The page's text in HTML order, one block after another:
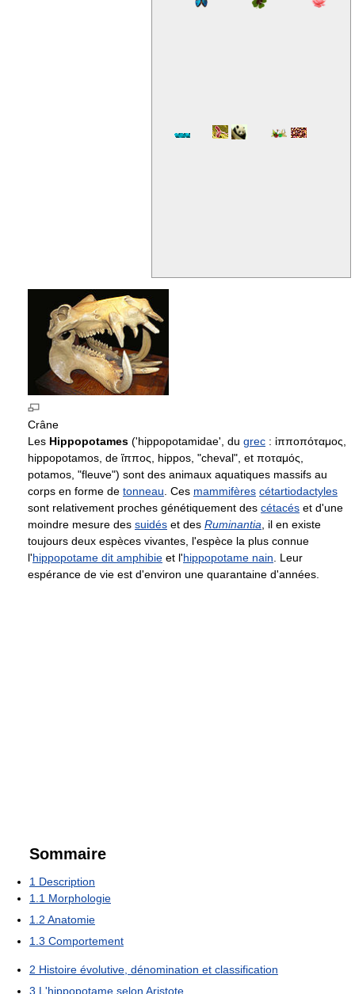
Crâne
Les Hippopotames ('hippopotamidae', du grec : ἱπποπόταμος,
hippopotamos, de ἵππος, hippos, "cheval", et ποταμός,
potamos, "fleuve") sont des animaux aquatiques massifs au
corps en forme de tonneau . Ces mammifères cétartiodactyles
sont relativement proches génétiquement des cétacés et d'une
moindre mesure des suidés et des Ruminantia , il en existe
toujours deux espèces vivantes, l'espèce la plus connue
l'hippopotame dit amphibie et l'hippopotame nain . Leur
espérance de vie est d'environ une quarantaine d'années.
Sommaire
1 Description
1.1 Morphologie
1.2 Anatomie
1.3 Comportement
2 Histoire évolutive, dénomination et classification
3 L'hippopotame selon Aristote